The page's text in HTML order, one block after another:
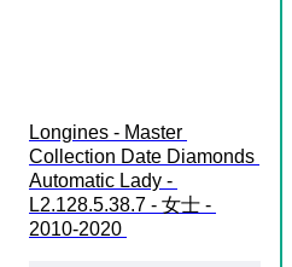
Longines - Master
Collection Date Diamonds
Automatic Lady -
L2.128.5.38.7 - 女士 -
2010-2020